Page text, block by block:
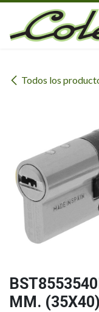
Ir al contenido
Todos los
MM.